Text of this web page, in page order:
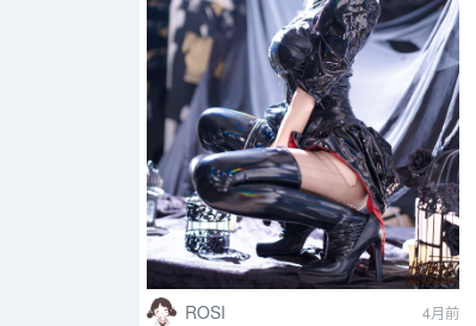
ROSI 4月前